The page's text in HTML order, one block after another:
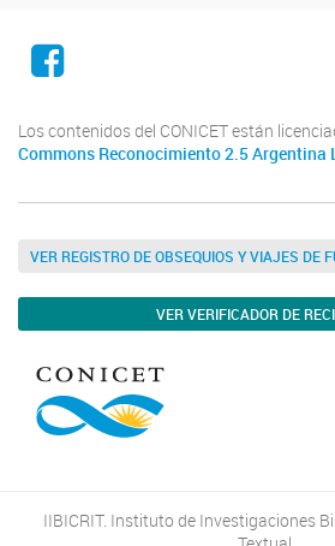
Facebook
Los contenidos del CONICET están
Commons Reconocimiento 2.5 Argentina
VER REGISTRO DE OBSEQUIOS Y VIAJES DE
VER VERIFICADOR DE
IIBICRIT. Instituto de Investigaciones